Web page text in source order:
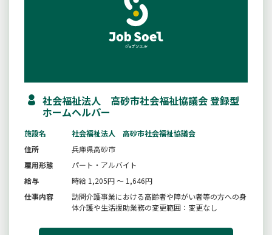
社会福祉法人 高砂市社会福祉協議会 登録型
ホームヘルパー
施設名
社会福祉法人 高砂市社会福祉協議会
住所
兵庫県高砂市
雇用形態
パート・アルバイト
給与
時給 1,205円 ～ 1,646円
仕事内容
訪問介護事業における高齢者や障がい者等の方への身
体介護や生活援助業務の変更範囲：変更なし